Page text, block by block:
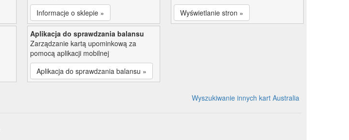
Informacje o sklepie »
Wyświetlanie stron »
Aplikacja do sprawdzania balansu
Zarządzanie kartą upominkową za
pomocą aplikacji mobilnej
Aplikacja do sprawdzania balansu »
Wyszukiwanie innych kart Australia